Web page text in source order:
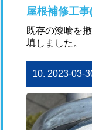
屋根補修工
既存の漆喰を
填しました。
10. 2023-03-